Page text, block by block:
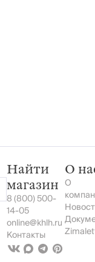
Найти
магазин
8 (800) 500-
14-05
online@khlh.ru
Контакты
О
О